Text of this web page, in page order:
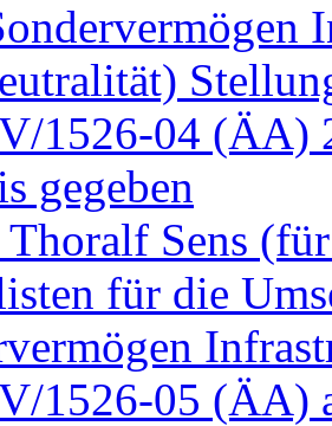
1526-04 (ÄA)
gegeben
Sens
für die
1526-05 (ÄA)